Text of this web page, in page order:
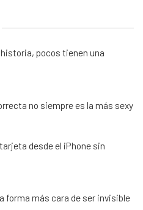
pocos tienen una
no siempre es la más sexy
desde el iPhone sin
forma más cara de ser invisible